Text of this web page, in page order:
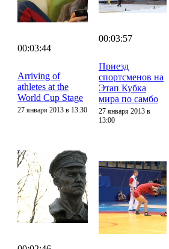
00:03:44
Arriving of
athletes at the
World Cup Stage
27 января 2013 в 13:30
00:03:57
Приезд
спортсменов на
Этап Кубка
мира по самбо
27 января 2013 в
13:00